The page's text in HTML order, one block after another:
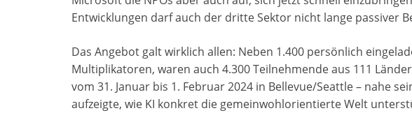
i
Entwicklungen darf auch der dritte Sektor nicht lange passiver
Das Angebot galt wirklich allen: Neben 1.400 persönlich
Multiplikatoren, waren auch 4.300 Teilnehmende aus 111
vom 31. Januar bis 1. Februar 2024 in Bellevue/Seattle – nahe
aufzeigte, wie KI konkret die gemeinwohlorientierte Welt